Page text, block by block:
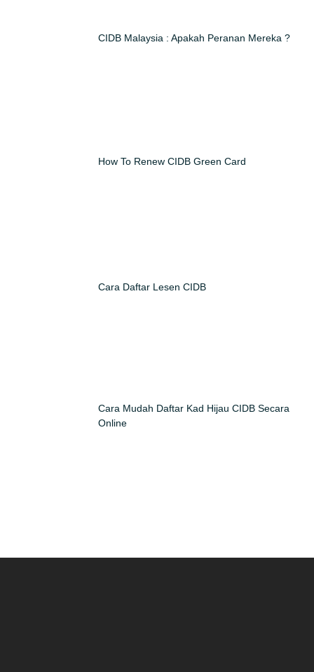
CIDB Malaysia : Apakah Peranan Mereka ?
How To Renew CIDB Green Card
Cara Daftar Lesen CIDB
Cara Mudah Daftar Kad Hijau CIDB Secara
Online